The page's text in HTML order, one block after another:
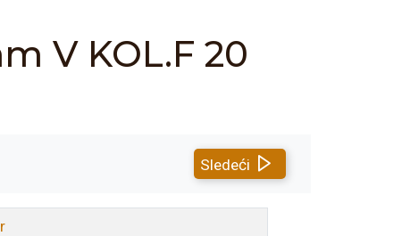
V KOL.F 20
Sledeći